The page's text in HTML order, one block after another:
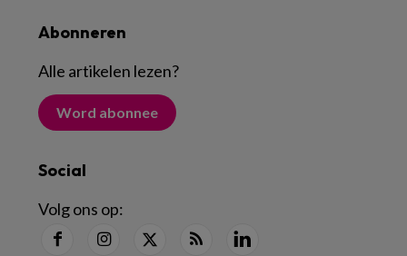
Abonneren
Alle artikelen lezen?
Word abonnee
Social
Volg ons op: